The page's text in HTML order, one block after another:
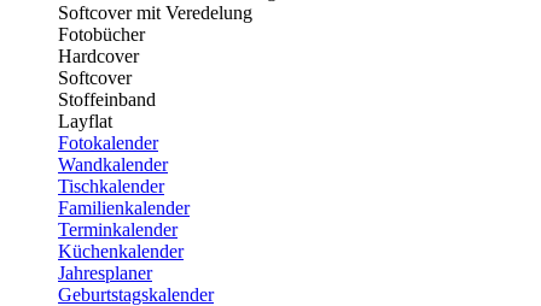
Softcover mit Veredelung
Fotobücher
Hardcover
Softcover
Stoffeinband
Layflat
Fotokalender
Wandkalender
Tischkalender
Familienkalender
Terminkalender
Küchenkalender
Jahresplaner
Geburtstagskalender